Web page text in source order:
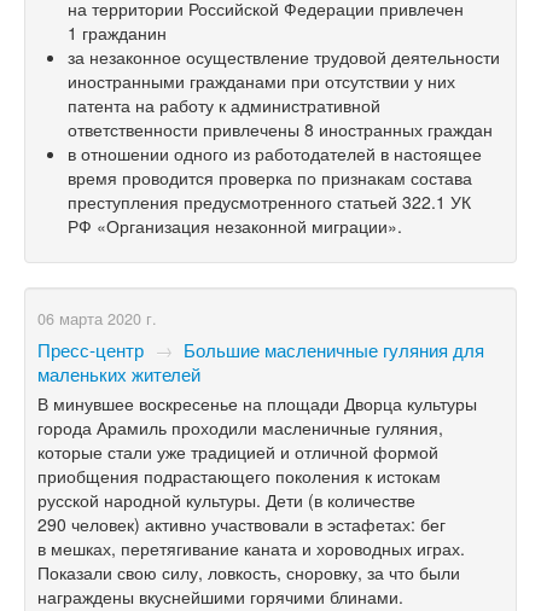
на территории Российской Федерации привлечен
1 гражданин
за незаконное осуществление трудовой деятельности
иностранными гражданами при отсутствии у них
патента на работу к административной
ответственности привлечены 8 иностранных граждан
в отношении одного из работодателей в настоящее
время проводится проверка по признакам состава
преступления предусмотренного статьей 322.1 УК
РФ «Организация незаконной миграции».
06 марта 2020 г.
Пресс-центр → Большие масленичные гуляния для
маленьких жителей
В минувшее воскресенье на площади Дворца культуры
города Арамиль проходили масленичные гуляния,
которые стали уже традицией и отличной формой
приобщения подрастающего поколения к истокам
русской народной культуры. Дети (в количестве
290 человек) активно участвовали в эстафетах: бег
в мешках, перетягивание каната и хороводных играх.
Показали свою силу, ловкость, сноровку, за что были
награждены вкуснейшими горячими блинами.